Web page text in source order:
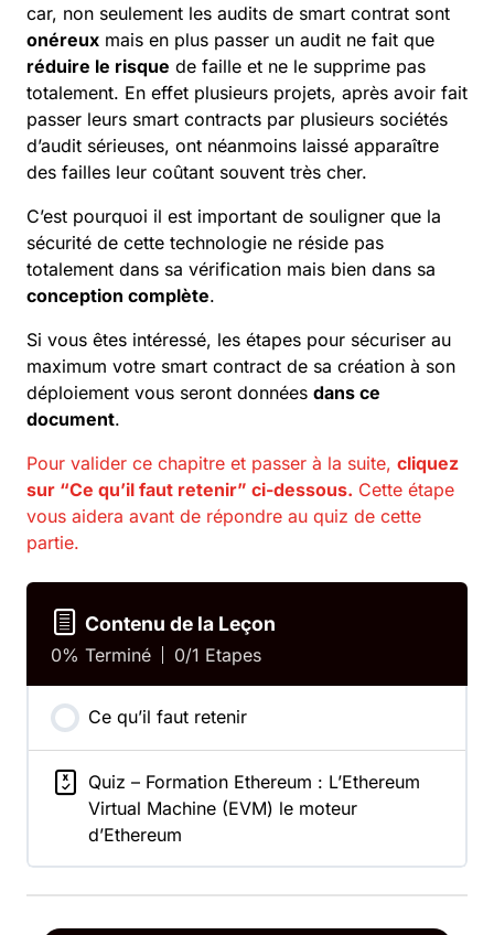
car, non seulement les audits de smart contrat sont
onéreux mais en plus passer un audit ne fait que
réduire le risque de faille et ne le supprime pas
totalement. En effet plusieurs projets, après avoir fait
passer leurs smart contracts par plusieurs sociétés
d’audit sérieuses, ont néanmoins laissé apparaître
des failles leur coûtant souvent très cher.
C’est pourquoi il est important de souligner que la
sécurité de cette technologie ne réside pas
totalement dans sa vérification mais bien dans sa
conception complète.
Si vous êtes intéressé, les étapes pour sécuriser au
maximum votre smart contract de sa création à son
déploiement vous seront données dans ce
document.
Pour valider ce chapitre et passer à la suite, cliquez
sur “Ce qu’il faut retenir” ci-dessous. Cette étape
vous aidera avant de répondre au quiz de cette
partie.
Contenu de la Leçon
0% Terminé 0/1 Etapes
Ce qu’il faut retenir
Quiz – Formation Ethereum : L’Ethereum
Virtual Machine (EVM) le moteur
d’Ethereum